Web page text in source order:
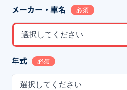
メーカー・車名 必須
選択してください
年式 必須
選択してください